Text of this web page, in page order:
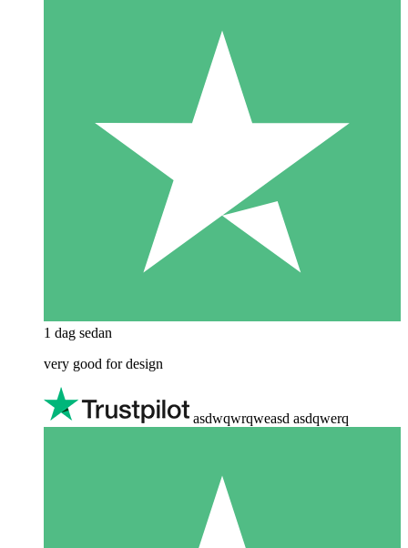
1 dag sedan
very good for design
asdwqwrqweasd asdqwerq